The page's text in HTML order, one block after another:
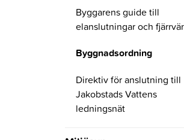
Trädfällningstillstånd
Byggarens guide till
elanslutningar och
Byggnadsordning
Direktiv för anslutning till
Jakobstads Vattens
ledningsnät